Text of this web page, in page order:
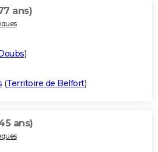
ans)
)
(Territoire de Belfort)
ans)